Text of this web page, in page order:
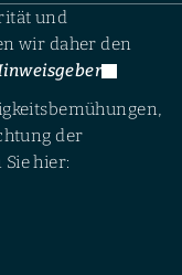
und
wir daher den
der
hier: